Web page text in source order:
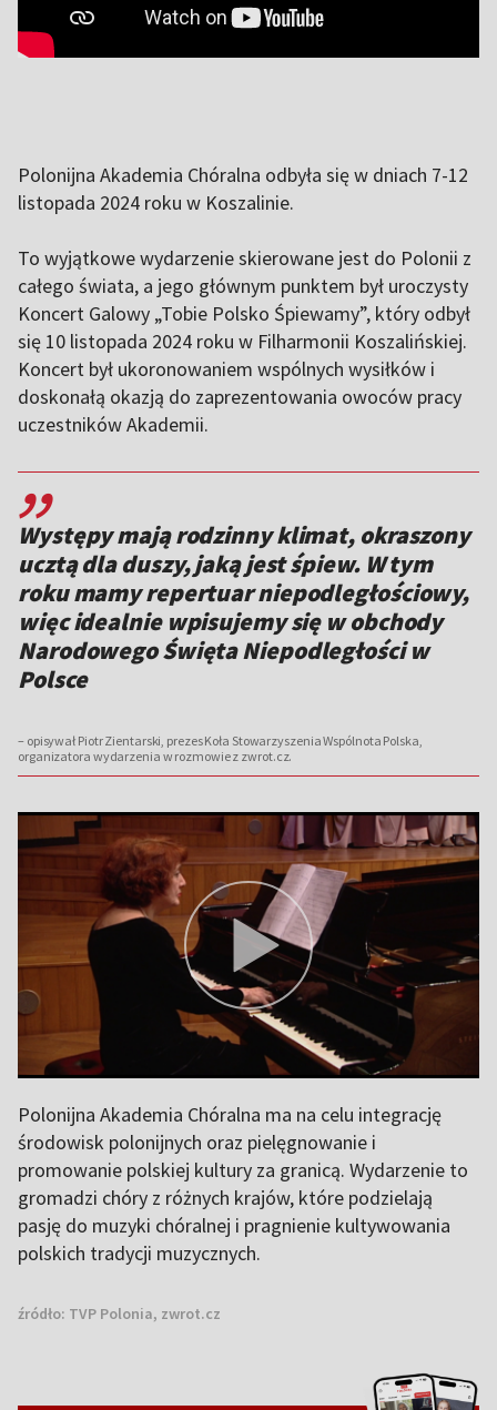
Polonijna Akademia Chóralna odbyła się w dniach 7-12
listopada 2024 roku w Koszalinie.
To wyjątkowe wydarzenie skierowane jest do Polonii z
całego świata, a jego głównym punktem był uroczysty
Koncert Galowy „Tobie Polsko Śpiewamy”, który odbył
się 10 listopada 2024 roku w Filharmonii Koszalińskiej.
Koncert był ukoronowaniem wspólnych wysiłków i
doskonałą okazją do zaprezentowania owoców pracy
uczestników Akademii.
,,
Występy mają rodzinny klimat, okraszony
ucztą dla duszy, jaką jest śpiew. W tym
roku mamy repertuar niepodległościowy,
więc idealnie wpisujemy się w obchody
Narodowego Święta Niepodległości w
Polsce
– opisywał Piotr Zientarski, prezes Koła Stowarzyszenia Wspólnota Polska,
organizatora wydarzenia w rozmowie z zwrot.cz.
Polonijna Akademia Chóralna ma na celu integrację
środowisk polonijnych oraz pielęgnowanie i
promowanie polskiej kultury za granicą. Wydarzenie to
gromadzi chóry z różnych krajów, które podzielają
pasję do muzyki chóralnej i pragnienie kultywowania
polskich tradycji muzycznych.
źródło: TVP Polonia, zwrot.cz